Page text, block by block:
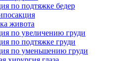
по подтяжке бедер
живота
по увеличению груди
по подтяжке груди
по уменьшению груди